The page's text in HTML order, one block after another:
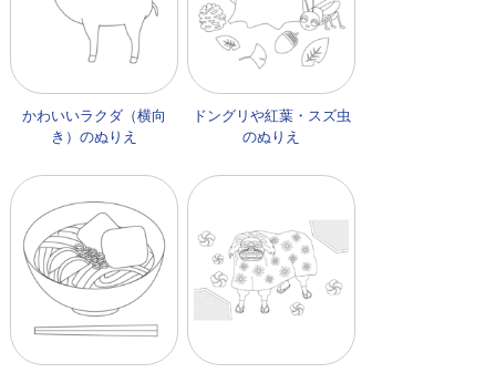
かわいいラクダ（横向
き）のぬりえ
ドングリや紅葉・スズ虫
のぬりえ